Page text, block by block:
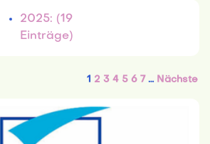
2025: (19
Einträge)
1 2 3 4 5 6 7 … Nächste